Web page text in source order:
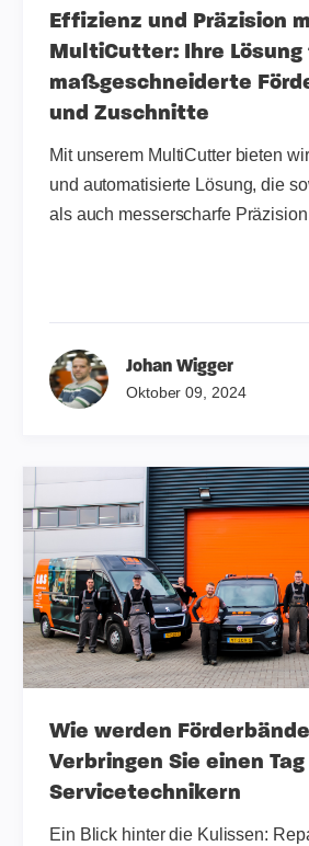
Effizienz und Präzision
MultiCutter: Ihre
maßgeschneiderte
und Zuschnitte
Mit unserem MultiCutter bieten
und automatisierte Lösung, die
als auch messerscharfe
Johan Wigger
Oktober 09, 2024
Wie werden
Verbringen Sie einen
Servicetechnikern
Ein Blick hinter die Kulissen: